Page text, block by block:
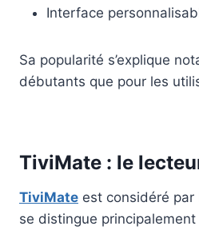
Interface
Sa popularité s’explique
débutants que pour les
TiviMate : le
TiviMate est considéré par
se distingue principalement